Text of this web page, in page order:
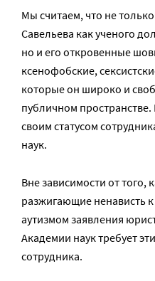
Мы считаем, что не
Савельева как ученого
но и его откровенные
ксенофобские,
которые он широко и
публичном
своим статусом
наук.
Вне зависимости от того,
разжигающие ненависть
аутизмом заявления
Академии наук требует
сотрудника.